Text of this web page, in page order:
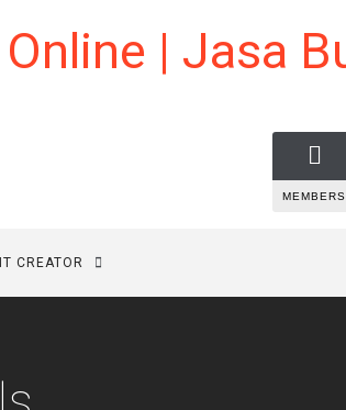
MEMBERS
CREATOR